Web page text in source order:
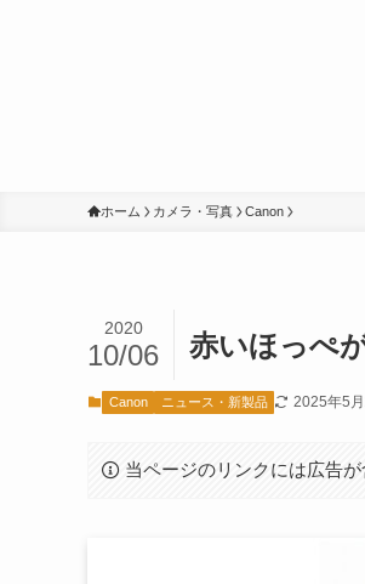
ホーム カメラ・写真 Canon
赤いほっぺ
2020
10/06
Canon ニュース・新製品 2025年5
当ページのリンクには広告が